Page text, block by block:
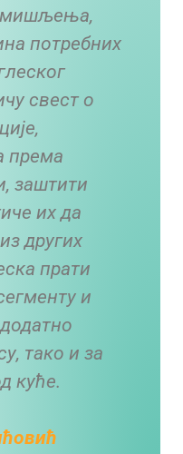
мишљења,
потребних
свест о
према
заштити
их да
других
прати
и
тако и за
куће.